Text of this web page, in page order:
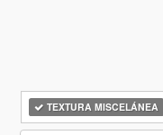
TEXTURA MISCELÁNEA